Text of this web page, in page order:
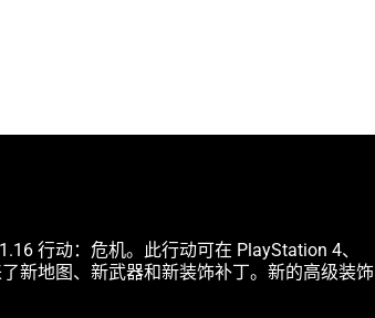
行动：危机。此行动可在 PlayStation 4、
新地图、新武器和新装饰补丁。新的高级装饰